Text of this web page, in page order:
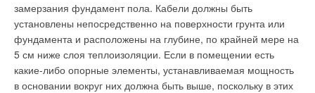
замерзания фундамент пола. Кабели должны быть
установлены непосредственно на поверхности грунта или
фундамента и расположены на глубине, по крайней мере на
5 см ниже слоя теплоизоляции. Если в помещении есть
какие-либо опорные элементы, устанавливаемая мощность
в основании вокруг них должна быть выше, поскольку в этих